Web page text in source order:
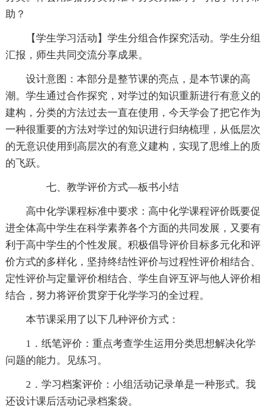
助？
【学生学习活动】学生分组合作探究活动。学生分组
汇报，师生共同交流分享成果。
设计意图：本部分是整节课的亮点，是本节课的高
潮。学生通过合作探究，对学过的知识重新进行有意义的
建构，分类的方法过去一直在使用，今天学会了把它作为
一种很重要的方法对学过的知识进行归纳梳理，从低层次
的无意识使用到高层次的有意义建构，实现了思维上的质
的飞跃。
七、教学评价方式—板书小结
高中化学课程标准中要求：高中化学课程评价既要促
进全体高中学生在科学素养各个方面的共同发展，又要有
利于高中学生的个性发展。积极倡导评价目标多元化和评
价方式的多样化，坚持终结性评价与过程性评价相结合、
定性评价与定量评价相结合、学生自评互评与他人评价相
结合，努力将评价贯穿于化学学习的全过程。
本节课采用了以下几种评价方式：
1．纸笔评价：重点考查学生运用分类思想解决化学
问题的能力。见练习。
2．学习档案评价：小组活动记录单是一种形式。我
还设计课后活动记录档案袋。